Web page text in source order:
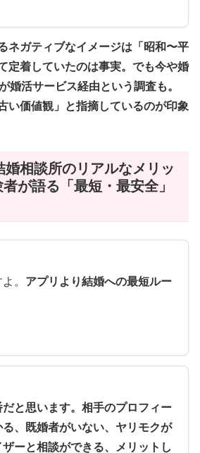
ネガティブなイメージは「昭和〜平
定着していたのは事実。でも今や婚
婚活サービス経由という調査も。
い価値観」と指摘しているのが印象
婚相談所のリアルなメリッ
が語る「最短・最安全」
。 アプリより結婚への最短ルー
と思います。相手のプロフィー
、既婚者がいない、ヤリモクが
ーと相談ができる、メリットし